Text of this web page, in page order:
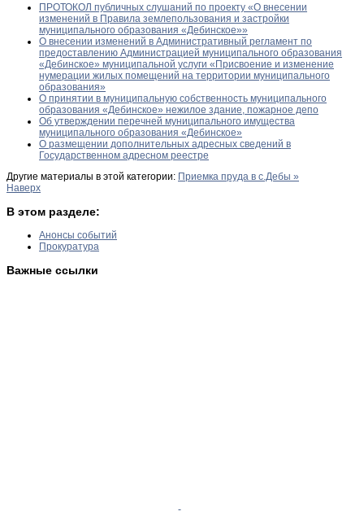
ПРОТОКОЛ публичных слушаний по проекту «О внесении
изменений в Правила землепользования и застройки
муниципального образования «Дебинское»»
О внесении изменений в Административный регламент по
предоставлению Администрацией муниципального образования
«Дебинское» муниципальной услуги «Присвоение и изменение
нумерации жилых помещений на территории муниципального
образования»
О принятии в муниципальную собственность муниципального
образования «Дебинское» нежилое здание, пожарное депо
Об утверждении перечней муниципального имущества
муниципального образования «Дебинское»
О размещении дополнительных адресных сведений в
Государственном адресном реестре
Другие материалы в этой категории: Приемка пруда в с.Дебы »
Наверх
В этом разделе:
Анонсы событий
Прокуратура
Важные ссылки